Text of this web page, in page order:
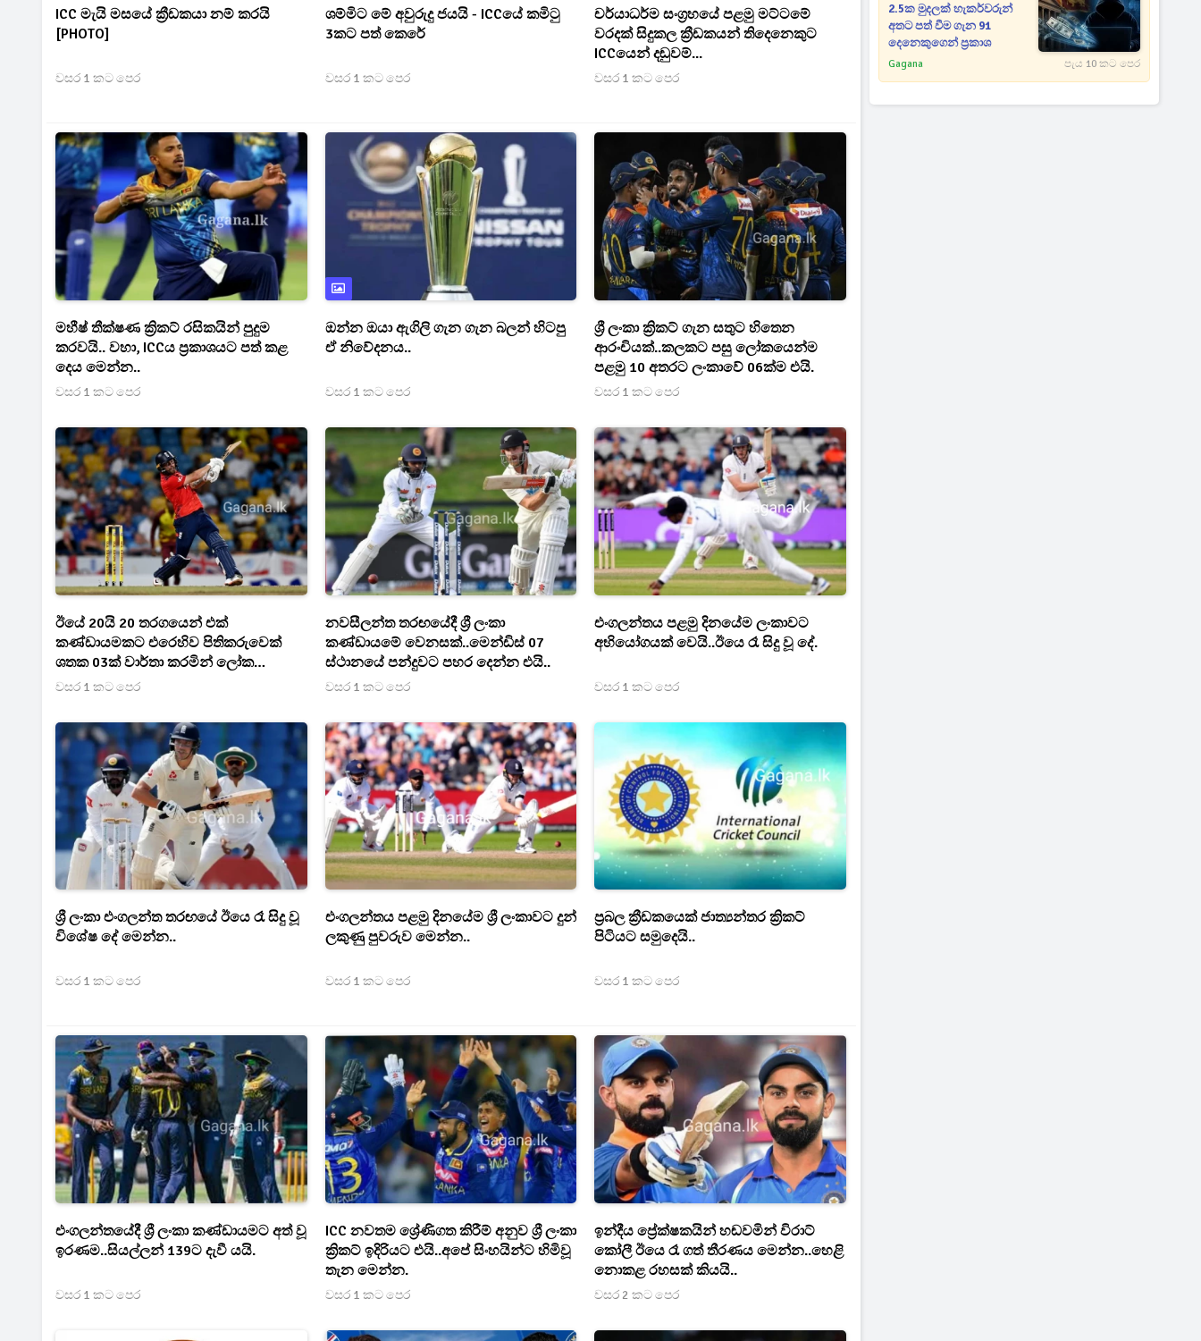
ICC මැයි මසයේ ක්‍රීඩකයා නම් කරයි
[PHOTO]
වසර 1 කට පෙර
ශම්මිට මේ අවුරුදු ජයයි - ICCයේ කමිටු
3කට පත් කෙරේ
වසර 1 කට පෙර
චර්යාධර්ම සංග්‍රහයේ පළමු මට්ටමේ
වරදක් සිදුකල ක්‍රීඩකයන් තිදෙනෙකුට
ICCයෙන් දඬුවම්...
වසර 1 කට පෙර
මහීෂ් තීක්ෂණ ක්‍රිකට් රසිකයින් පුදුම
කරවයි.. වහා, ICCය ප්‍රකාශයට පත් කළ
දෙය මෙන්න..
වසර 1 කට පෙර
ඔන්න ඔයා ඇගිලි ගැන ගැන බලන් හිටපු
ඒ නිවේදනය..
වසර 1 කට පෙර
ශ්‍රී ලංකා ක්‍රිකට් ගැන සතුට හිතෙන
ආරංචියක්..කලකට පසු ලෝකයෙන්ම
පළමු 10 අතරට ලංකාවේ 06ක්ම එයි.
වසර 1 කට පෙර
ඊයේ 20යි 20 තරගයෙන් එක්
කණ්ඩායමකට එරෙහිව පිතිකරුවෙක්
ශතක 03ක් වාර්තා කරමින් ලෝක
වාර්තාවක් තබයි..
වසර 1 කට පෙර
නවසීලන්ත තරඟයේදී ශ්‍රී ලංකා
කණ්ඩායමේ වෙනසක්..මෙන්ඩිස් 07
ස්ථානයේ පන්දුවට පහර දෙන්න එයි..
වසර 1 කට පෙර
එංගලන්තය පළමු දිනයේම ලංකාවට
අභියෝගයක් වෙයි..ඊයෙ රෑ සිදු වූ දේ.
වසර 1 කට පෙර
ශ්‍රී ලංකා එංගලන්ත තරඟයේ ඊයෙ රෑ සිදු වූ
විශේෂ දේ මෙන්න..
වසර 1 කට පෙර
එංගලන්තය පළමු දිනයේම ශ්‍රී ලංකාවට දුන්
ලකුණු පුවරුව මෙන්න..
වසර 1 කට පෙර
ප්‍රබල ක්‍රීඩකයෙක් ජාත්‍යන්තර ක්‍රිකට්
පිටියට සමුදෙයි..
වසර 1 කට පෙර
එංගලන්තයේදී ශ්‍රී ලංකා කණ්ඩායමට අත් වූ
ඉරණම..සියල්ලන් 139ට දැවී යයි.
වසර 1 කට පෙර
ICC නවතම ශ්‍රේණිගත කිරීම් අනුව ශ්‍රී ලංකා
ක්‍රිකට් ඉදිරියට එයි..අපේ සිංහයින්ට හිමිවූ
තැන මෙන්න.
වසර 1 කට පෙර
ඉන්දීය ප්‍රේක්ෂකයින් හඬවමින් විරාට්
කෝලී ඊයෙ රෑ ගත් තීරණය මෙන්න..හෙළි
නොකළ රහසක් කියයි..
වසර 2 කට පෙර
2.5ක මුදලක් හැකර්වරුන්
අතට පත් වීම ගැන 91
දෙනෙකුගෙන් ප්‍රකාශ
Gagana පැය 10 කට පෙර